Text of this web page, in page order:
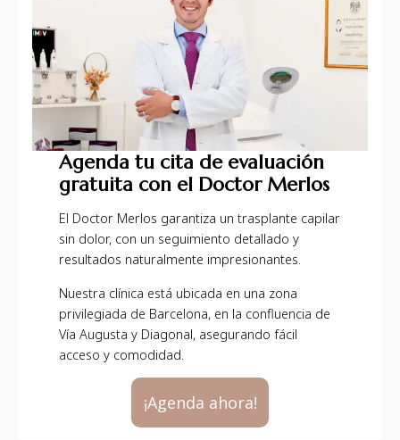
Agenda tu cita de evaluación
gratuita con el Doctor Merlos
El Doctor Merlos garantiza un trasplante capilar
sin dolor, con un seguimiento detallado y
resultados naturalmente impresionantes.
Nuestra clínica está ubicada en una zona
privilegiada de Barcelona, en la confluencia de
Vía Augusta y Diagonal, asegurando fácil
acceso y comodidad.
¡Agenda ahora!